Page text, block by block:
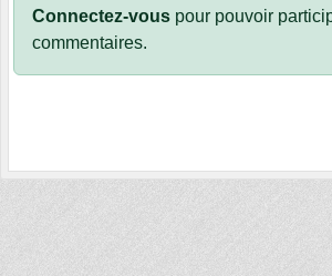
Connectez-vous pour pouvoir
commentaires.